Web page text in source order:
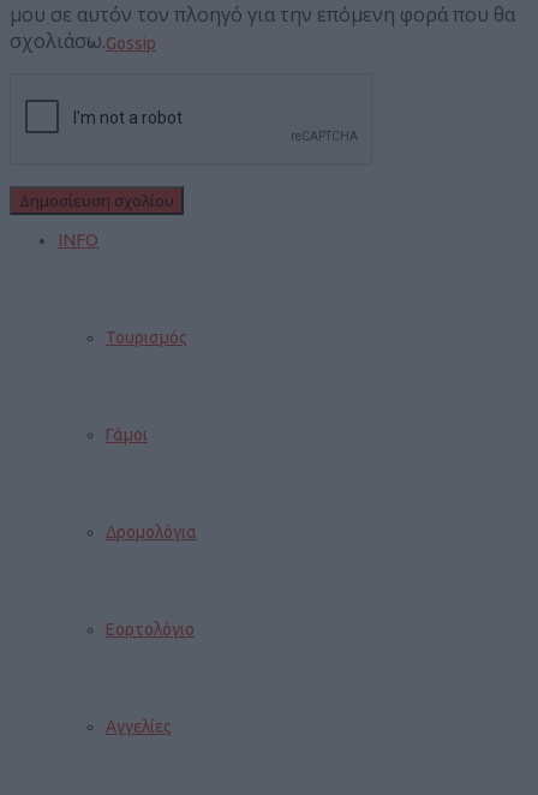
Gossip
INFO
Τουρισμός
Γάμοι
Δρομολόγια
Εορτολόγιο
Αγγελίες
μου σε αυτόν τον πλοηγό για την επόμενη φορά που θα
σχολιάσω.